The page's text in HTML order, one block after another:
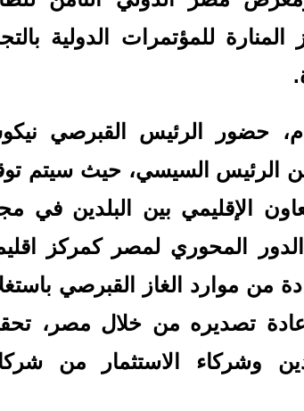
مركز المنارة للمؤتمرات الدولية
حضور الرئيس القبرصي
الرئيس السيسي، حيث سيتم
الإقليمي بين البلدين في
المحوري لمصر كمركز
من موارد الغاز القبرصي
تصديره من خلال مصر،
وشركاء الاستثمار من